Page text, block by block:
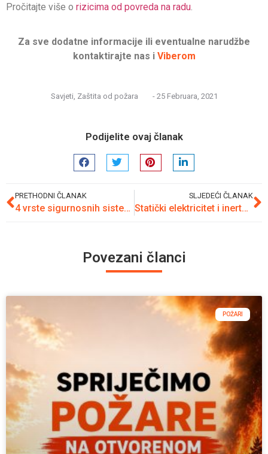
Pročitajte više o rizicima od povreda na radu.
Za sve dodatne informacije ili eventualne narudžbe
kontaktirajte nas i Viberom
Savjeti Zaštita od požara - 25 Februara, 2021
Podijelite ovaj članak
PRETHODNI ČLANAK
4 vrste sigurnosnih sistema za zaštitu vaše firme
SLJEDEĆI ČLANAK
Statički elektricitet i inertne atmosfere
Povezani članci
POŽARI